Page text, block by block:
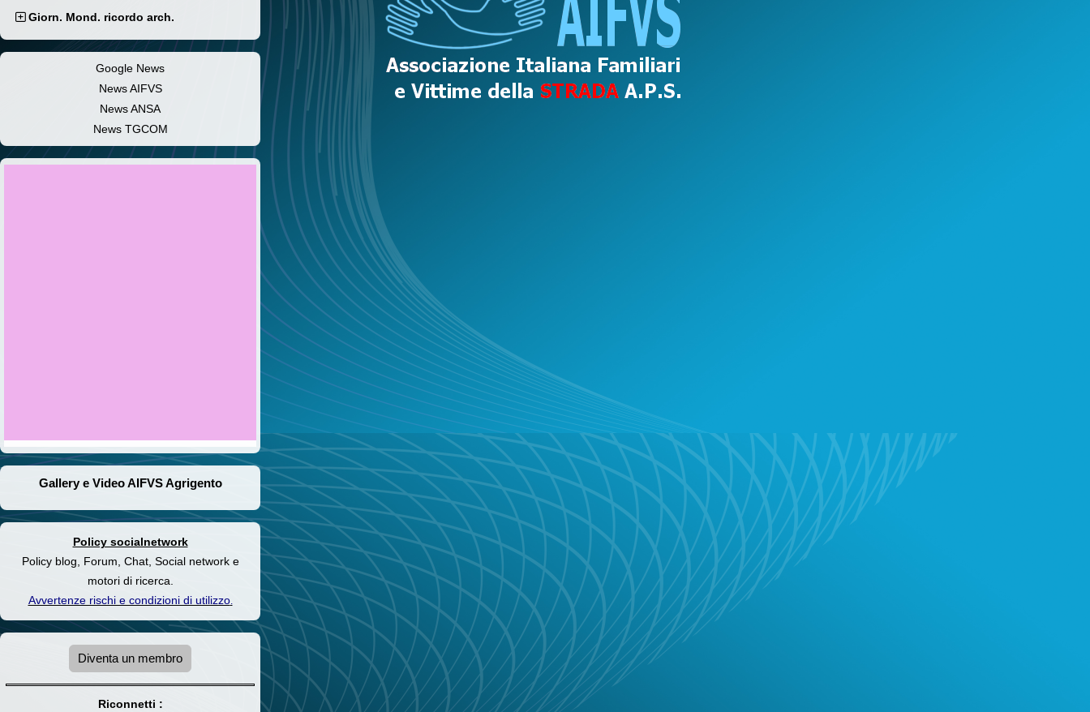
Giorn. Mond. ricordo arch.
Google News
News AIFVS
News ANSA
News TGCOM
Gallery e Video AIFVS Agrigento
Policy socialnetwork
Policy blog, Forum, Chat, Social network e
motori di ricerca.
Avvertenze rischi e condizioni di utilizzo.
Diventa un membro
Riconnetti :